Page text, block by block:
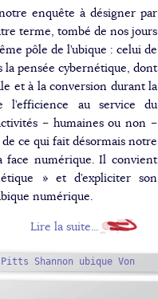
enquête à désigner par
terme, tombé de nos jours
pôle de l’ubique : celui de
la pensée cybernétique, dont
et à la conversion durant la
au service du
– humaines ou non –
ce qui fait désormais notre
face numérique. Il convient
» et d’expliciter son
numérique.
Lire la suite...
Pitts Shannon ubique Von